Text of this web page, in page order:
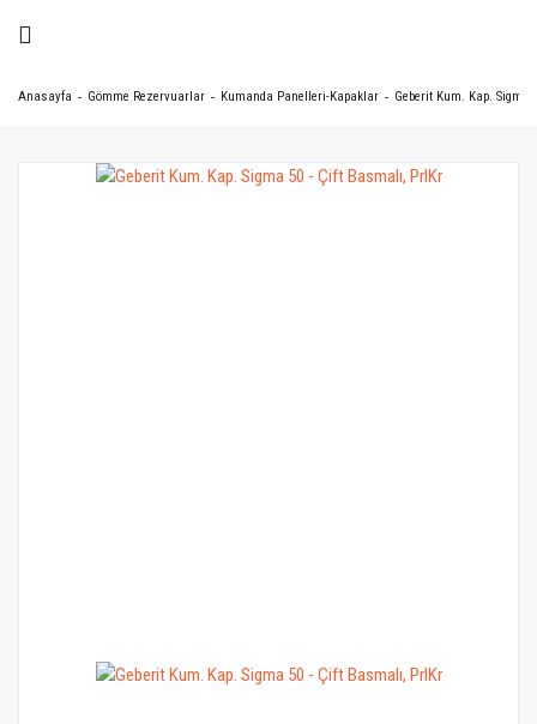
Anasayfa Gömme Rezervuarlar Kumanda Panelleri-Kapaklar Geberit Kum. Kap. Sigma